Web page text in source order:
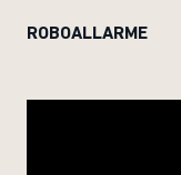
ROBOALLARME